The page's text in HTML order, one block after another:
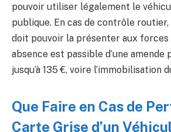
pouvoir utiliser légalement le
publique. En cas de contrôle
doit pouvoir la présenter aux forces
absence est passible d’une amende
jusqu’à 135 €, voire l’immobilisation
Que Faire en Cas de
Carte Grise d’un